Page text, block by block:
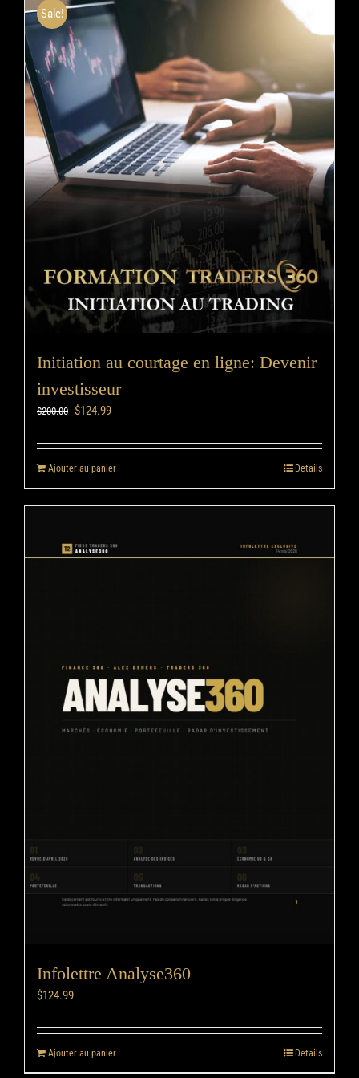
Sale!
Initiation au courtage en ligne: Devenir
investisseur
$200.00 $124.99
Ajouter au panier Details
Infolettre Analyse360
$124.99
Ajouter au panier Details